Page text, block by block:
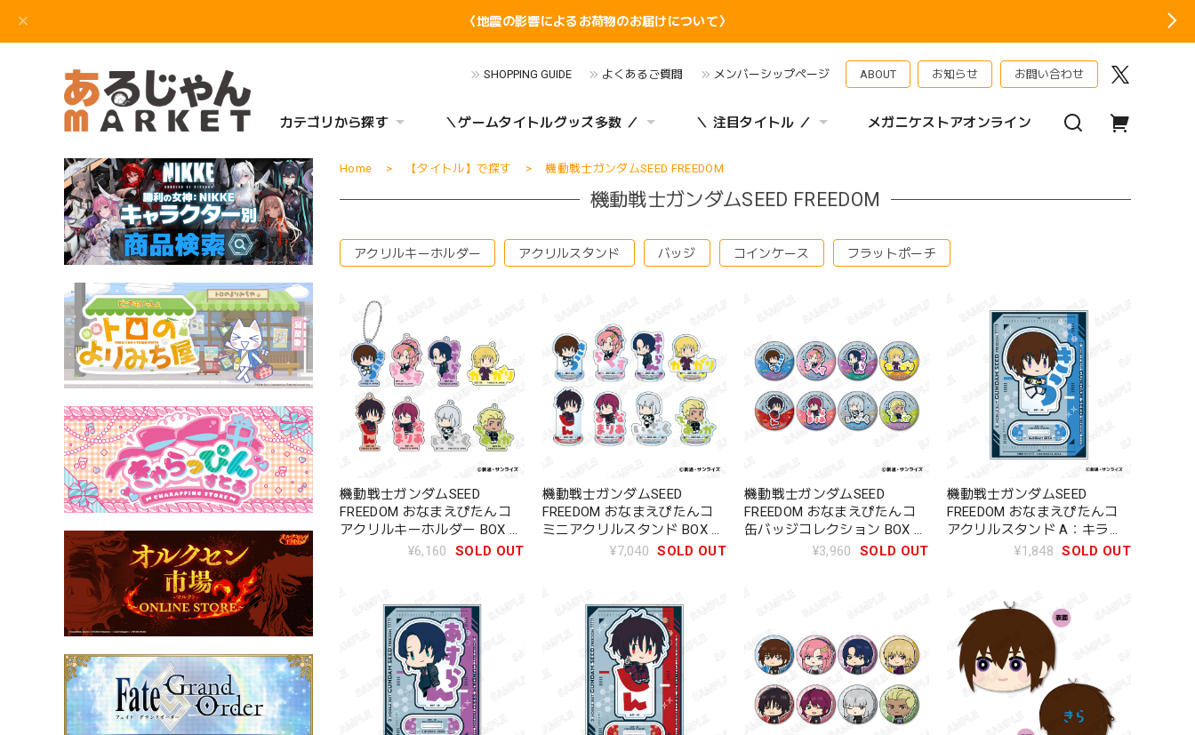
〈地震の影響によるお荷物のお届けについて〉
SHOPPING GUIDE よくあるご質問 メンバーシップページ ABOUT お知らせ お問い合わせ
カテゴリから探す ＼ゲームタイトルグッズ多数 ／ ＼ 注目タイトル ／ メガニケストアオンライン
Home 【タイトル】で探す 機動戦士ガンダムSEED FREEDOM
機動戦士ガンダムSEED FREEDOM
アクリルキーホルダー アクリルスタンド バッジ コインケース フラットポーチ
機動戦士ガンダムSEED
FREEDOM おなまえぴたんコ
アクリルキーホルダー BOX 全
¥6,160 SOLD OUT
機動戦士ガンダムSEED
FREEDOM おなまえぴたんコ
ミニアクリルスタンド BOX 全
¥7,040 SOLD OUT
機動戦士ガンダムSEED
FREEDOM おなまえぴたんコ
缶バッジコレクション BOX 全
¥3,960 SOLD OUT
機動戦士ガンダムSEED
FREEDOM おなまえぴたんコ
アクリルスタンド A：キラ・
¥1,848 SOLD OUT